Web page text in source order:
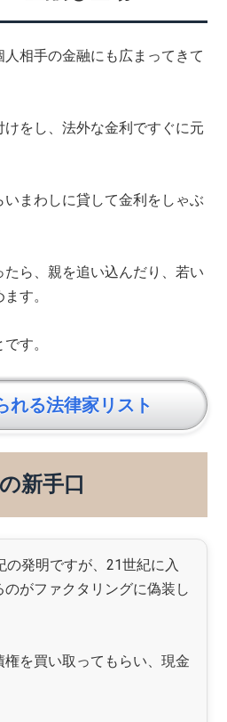
相手の金融にも広まってきて
をし、法外な金利ですぐに元
まわしに貸して金利をしゃぶ
ら、親を追い込んだり、若い
す。
す。
れる法律家リスト
新手口
の発明ですが、21世紀に入
がファクタリングに偽装し
を買い取ってもらい、現金